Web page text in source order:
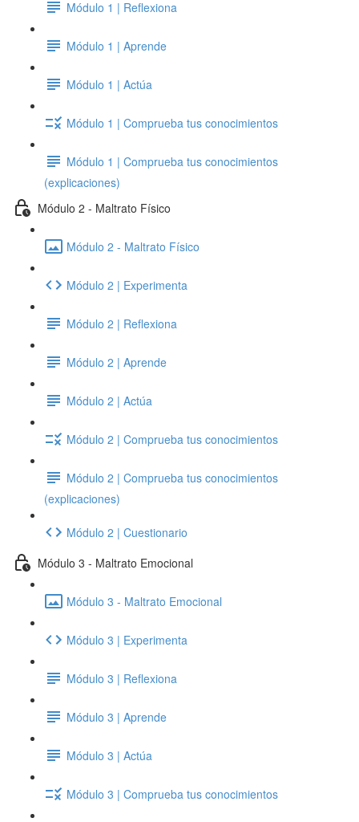
Módulo 1 | Reflexiona
Módulo 1 | Aprende
Módulo 1 | Actúa
Módulo 1 | Comprueba tus conocimientos
Módulo 1 | Comprueba tus conocimientos
(explicaciones)
Módulo 2 - Maltrato Físico
Módulo 2 - Maltrato Físico
Módulo 2 | Experimenta
Módulo 2 | Reflexiona
Módulo 2 | Aprende
Módulo 2 | Actúa
Módulo 2 | Comprueba tus conocimientos
Módulo 2 | Comprueba tus conocimientos
(explicaciones)
Módulo 2 | Cuestionario
Módulo 3 - Maltrato Emocional
Módulo 3 - Maltrato Emocional
Módulo 3 | Experimenta
Módulo 3 | Reflexiona
Módulo 3 | Aprende
Módulo 3 | Actúa
Módulo 3 | Comprueba tus conocimientos